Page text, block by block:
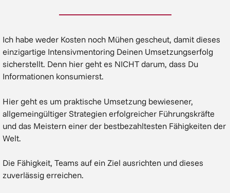
Ich habe weder Kosten noch Mühen gescheut, damit dieses
einzigartige Intensivmentoring Deinen Umsetzungserfolg
sicherstellt. Denn hier geht es NICHT darum, dass Du
Informationen konsumierst.
Hier geht es um praktische Umsetzung bewiesener,
allgemeingültiger Strategien erfolgreicher Führungskräfte
und das Meistern einer der bestbezahltesten Fähigkeiten der
Welt.
Die Fähigkeit, Teams auf ein Ziel ausrichten und dieses
zuverlässig erreichen.